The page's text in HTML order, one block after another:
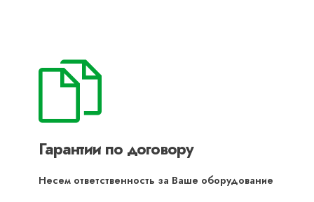
Гарантии по договору
Несем ответственность за Ваше оборудование